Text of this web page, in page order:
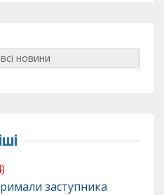
новини
заступника